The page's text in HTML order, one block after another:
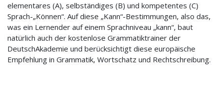
elementares (A), selbständiges (B) und kompetentes (C)
Sprach-„Können“. Auf diese „Kann“-Bestimmungen, also das,
was ein Lernender auf einem Sprachniveau „kann“, baut
natürlich auch der kostenlose Grammatiktrainer der
DeutschAkademie und berücksichtigt diese europäische
Empfehlung in Grammatik, Wortschatz und Rechtschreibung.